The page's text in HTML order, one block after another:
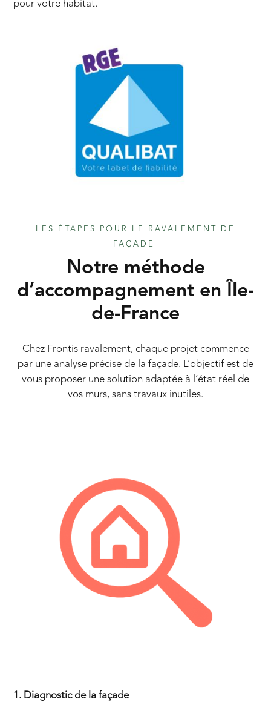
pour votre habitat.
LES ÉTAPES POUR LE RAVALEMENT DE
FAÇADE
Notre méthode
d’accompagnement en Île-
de-France
Chez Frontis ravalement, chaque projet commence
par une analyse précise de la façade. L’objectif est de
vous proposer une solution adaptée à l’état réel de
vos murs, sans travaux inutiles.
1. Diagnostic de la façade